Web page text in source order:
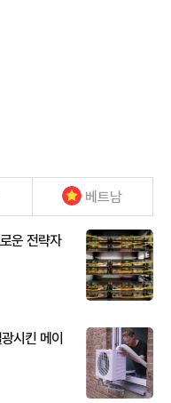
베트남
운 전략자
시킨 메이